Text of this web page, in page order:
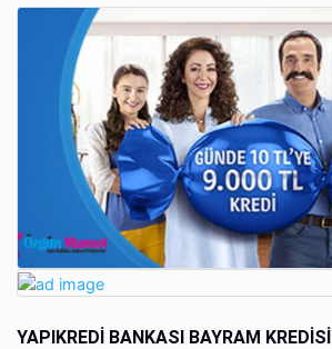
YAPIKREDİ BANKASI BAYRAM KREDİSİ